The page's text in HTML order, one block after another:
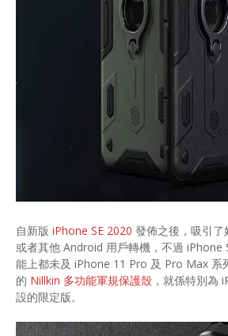
自新版 iPhone SE 2020 發佈之後，吸引
或者其他 Android 用戶轉機，不過 iPhone
能上都未及 iPhone 11 Pro 及 Pro Max 系
的 Nillkin 多功能軍規保護殼 ，就係特別為
設的限定版。